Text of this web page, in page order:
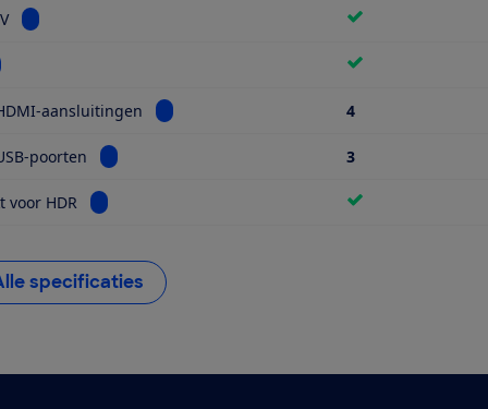
Bekijk informatie voor Smart TV
informatie voor Wifi
aansluitingen Bekijk informatie voor Aantal HDMI-
4
poorten Bekijk informatie voor Aantal USB-poorten
3
voor HDR Bekijk informatie voor Geschikt voor HDR
specificaties